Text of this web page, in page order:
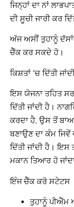
ਜਿਨ੍ਹਾਂ ਦਾ ਨਾਂ
ਦੀ ਸੂਚੀ ਜਾਰੀ ਕਰ
ਅੱਜ ਅਸੀਂ ਤੁਹਾਨੂੰ
ਚੈੱਕ ਕਰ ਸਕਦੇ ਹੋ।
ਕਿਸ਼ਤਾਂ ‘ਚ ਦਿੱਤੀ
ਇਸ ਯੋਜਨਾ ਤਹਿਤ
ਦਿੱਤੀ ਜਾਂਦੀ ਹੈ।
ਕਰਦਾ ਹੈ, ਉਸ ਤੋਂ
ਬਣਾਉਣ ਦਾ ਕੰਮ
ਦਿੱਤੀ ਜਾਂਦੀ ਹੈ। ਇਸ
ਮਕਾਨ ਤਿਆਰ ਹੋ
ਇੰਜ ਚੈੱਕ ਕਰੋ ਸਟੇਟਸ
ਤੁਹਾਨੂੰ ਪੀਐੱਮ